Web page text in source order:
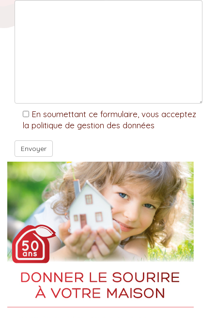
En soumettant ce formulaire, vous acceptez
la politique de gestion des données